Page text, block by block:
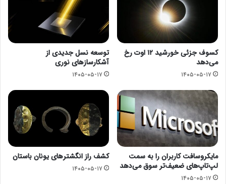
کسوف جزئی خورشید ۱۲ اوت رخ
می‌دهد
۱۴۰۵-۰۵-۱۷
توسعه نسل جدیدی از
آشکارسازهای نوری
۱۴۰۵-۰۵-۱۷
مایکروسافت کاربران را به سمت
لپ‌تاپ‌های ضعیف‌تر سوق می‌دهد
۱۴۰۵-۰۵-۱۷
کشف راز انگشترهای یونان باستان
۱۴۰۵-۰۵-۱۷